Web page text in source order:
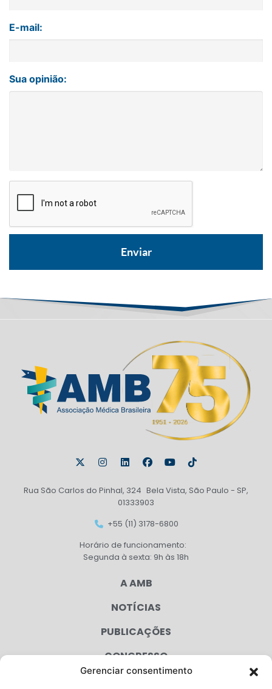
Gerenciar consentimento
E-mail:
Sua opinião:
Rua São Carlos do Pinhal, 324 Bela Vista, São Paulo - SP,
01333903
+55 (11) 3178-6800
Horário de funcionamento:
Segunda à sexta: 9h às 18h
A AMB
NOTÍCIAS
PUBLICAÇÕES
CONGRESSO